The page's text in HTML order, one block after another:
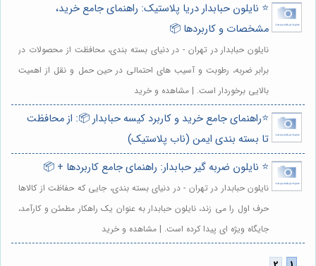
⭐️ نایلون حبابدار دریا پلاستیک: راهنمای جامع خرید،
مشخصات و کاربردها 📦
نایلون حبابدار در تهران - در دنیای بسته بندی، محافظت از محصولات در
برابر ضربه، رطوبت و آسیب های احتمالی در حین حمل و نقل از اهمیت
بالایی برخوردار است. | مشاهده و خرید
⭐️راهنمای جامع خرید و کاربرد کیسه حبابدار 📦: از محافظت
تا بسته بندی ایمن (ناب پلاستیک)
⭐️ نایلون ضربه گیر حبابدار: راهنمای جامع کاربردها + 📦
نایلون حبابدار در تهران - در دنیای بسته بندی، جایی که حفاظت از کالاها
حرف اول را می زند، نایلون حبابدار به عنوان یک راهکار مطمئن و کارآمد،
جایگاه ویژه ای پیدا کرده است. | مشاهده و خرید